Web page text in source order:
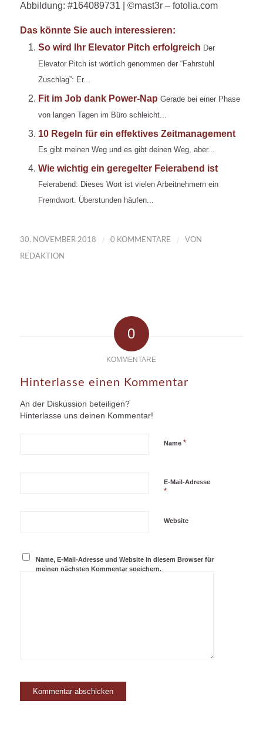
Abbildung: #164089731 | ©mast3r – fotolia.com
Das könnte Sie auch interessieren:
So wird Ihr Elevator Pitch erfolgreich Der
Elevator Pitch ist wörtlich genommen der “Fahrstuhl
Zuschlag”: Er...
Fit im Job dank Power-Nap Gerade bei einer Phase
von langen Tagen im Büro schleicht...
10 Regeln für ein effektives Zeitmanagement
Es gibt meinen Weg und es gibt deinen Weg, aber...
Wie wichtig ein geregelter Feierabend ist
Feierabend: Dieses Wort ist vielen Arbeitnehmern ein
Fremdwort. Überstunden häufen...
30. NOVEMBER 2018 / 0 KOMMENTARE / VON
REDAKTION
0
KOMMENTARE
Hinterlasse einen Kommentar
An der Diskussion beteiligen?
Hinterlasse uns deinen Kommentar!
Name *
E-Mail-Adresse
*
Website
Name, E-Mail-Adresse und Website in diesem Browser für
meinen nächsten Kommentar speichern.